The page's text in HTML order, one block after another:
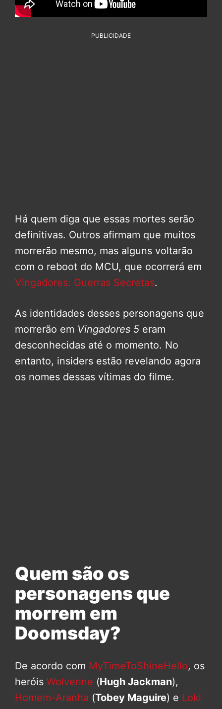
PUBLICIDADE
Há quem diga que essas mortes serão
definitivas. Outros afirmam que muitos
morrerão mesmo, mas alguns voltarão
com o reboot do MCU, que ocorrerá em
Vingadores: Guerras Secretas.
As identidades desses personagens que
morrerão em Vingadores 5 eram
desconhecidas até o momento. No
entanto, insiders estão revelando agora
os nomes dessas vítimas do filme.
Quem são os
personagens que
morrem em
Doomsday?
De acordo com MyTimeToShineHello, os
heróis Wolverine (Hugh Jackman),
Homem-Aranha (Tobey Maguire) e Loki